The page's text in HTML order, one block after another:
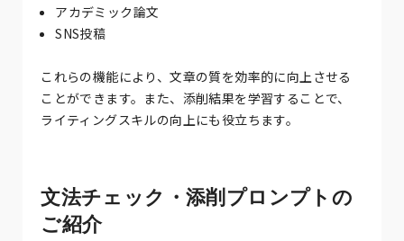
アカデミック論文
SNS投稿
これらの機能により、文章の質を効率的に向上させる
ことができます。また、添削結果を学習することで、
ライティングスキルの向上にも役立ちます。
文法チェック・添削プロンプトの
ご紹介